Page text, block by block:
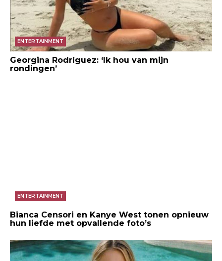
ENTERTAINMENT
Georgina Rodríguez: ‘Ik hou van mijn
rondingen’
ENTERTAINMENT
Bianca Censori en Kanye West tonen opnieuw
hun liefde met opvallende foto’s